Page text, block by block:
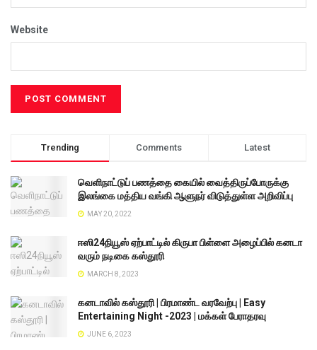
Website
Trending Comments Latest
வெளிநாட்டுப் பணத்தை கையில் வைத்திருப்போருக்கு
இலங்கை மத்திய வங்கி ஆளுநர் விடுத்துள்ள அறிவிப்பு
MAY 20, 2022
ஈஸி24நியூஸ் ஏற்பாட்டில் கிருபா பிள்ளை அழைப்பில் கனடா
வரும் நடிகை கஸ்தூரி
MARCH 8, 2023
கனடாவில் கஸ்தூரி | பிரமாண்ட வரவேற்பு | Easy
Entertaining Night -2023 | மக்கள் பேராதரவு
JUNE 6, 2023